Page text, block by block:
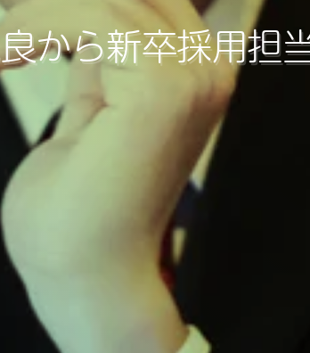
から新卒採用担